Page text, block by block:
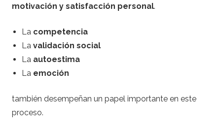
motivación y satisfacción personal.
La competencia
La validación social
La autoestima
La emoción
también desempeñan un papel importante en este
proceso.